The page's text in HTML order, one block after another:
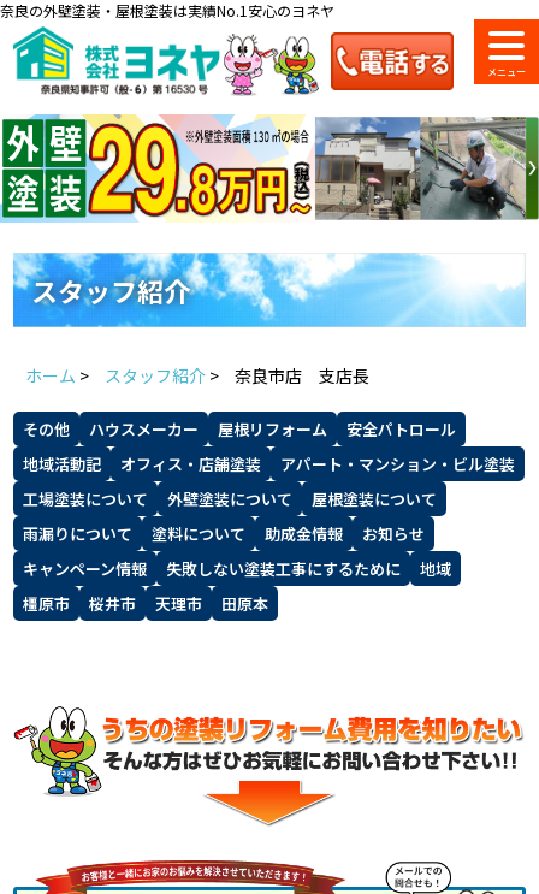
奈良の外壁塗装・屋根塗装は実績No.1安心のヨネヤ
料金一覧 会社案内 ショールーム
のご紹介
お問い合わせ
地域の事例がいっぱい
ヨネヤの施工実績
Home お客様の声
スタッフ紹介
雨漏りについて 雨漏りの施工実績
ヨネヤがお客様から選ばれる10の
理由
リフォームローン
工場倉庫改修 アパート・マンション修繕
スタッフ紹介
ホーム > スタッフ紹介 > 奈良市店 支店長
その他 ハウスメーカー 屋根リフォーム
安全パトロール
地域活動記
オフィス・店舗塗装
アパート・マンション・ビル塗装
工場塗装について
外壁塗装について
屋根塗装について
雨漏りについて
塗料について 助成金情報
お知らせ
キャンペーン情報
失敗しない塗装工事にするために
地域
橿原市
桜井市 天理市 田原本